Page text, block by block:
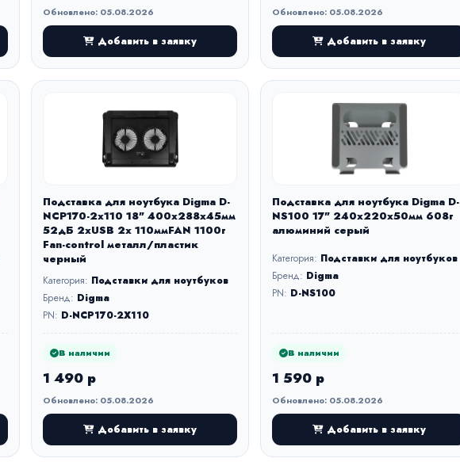
Обновлено: 05.08.2026
Добавить в заявку
Обновлено: 05.08.2026
Добавить в заявку
Подставка для ноутбука Digma D-
NCP170-2x110 18" 400x288x45мм
52дБ 2xUSB 2x 110ммFAN 1100г
Fan-control металл/пластик
черный
Категория: Подставки для ноутбуков
Бренд: Digma
PN: D-NCP170-2X110
В наличии
1 490 р
Обновлено: 05.08.2026
Добавить в заявку
Подставка для ноутбука Digma D-
NS100 17" 240x220x50мм 608г
алюминий серый
Категория: Подставки для ноутбуков
Бренд: Digma
PN: D-NS100
В наличии
1 590 р
Обновлено: 05.08.2026
Добавить в заявку